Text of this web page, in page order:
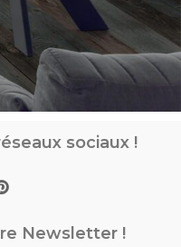
sociaux !
Newsletter !